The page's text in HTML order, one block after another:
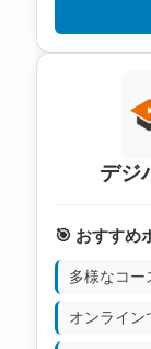
デジ
🎯 おすすめ
多様なコー
オンライン